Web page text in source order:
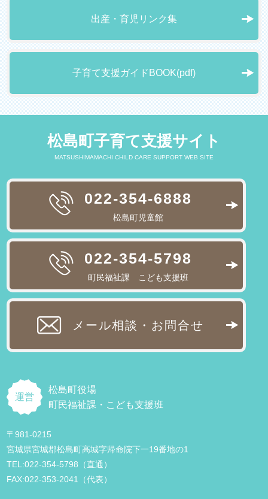
出産・育児リンク集
子育て支援ガイドBOOK(pdf)
松島町子育て支援サイト
MATSUSHIMAMACHI CHILD CARE SUPPORT WEB SITE
022-354-6888
松島町児童館
022-354-5798
町民福祉課 こども支援班
メール相談・お問合せ
運営
松島町役場
町民福祉課・こども支援班
〒981-0215
宮城県宮城郡松島町高城字帰命院下一19番地の1
TEL:022-354-5798（直通）
FAX:022-353-2041（代表）